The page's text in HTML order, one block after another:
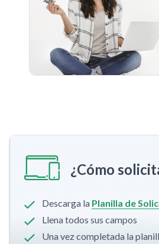
¿Cómo
Descarga la Planilla de
Llena todos sus campos
Una vez completada la